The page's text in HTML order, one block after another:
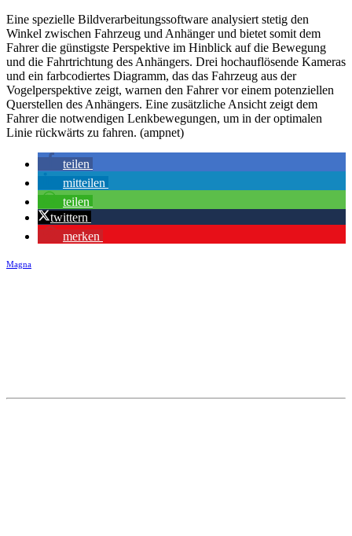
Eine spezielle Bildverarbeitungssoftware analysiert stetig den
Winkel zwischen Fahrzeug und Anhänger und bietet somit dem
Fahrer die günstigste Perspektive im Hinblick auf die Bewegung
und die Fahrtrichtung des Anhängers. Drei hochauflösende Kameras
und ein farbcodiertes Diagramm, das das Fahrzeug aus der
Vogelperspektive zeigt, warnen den Fahrer vor einem potenziellen
Querstellen des Anhängers. Eine zusätzliche Ansicht zeigt dem
Fahrer die notwendigen Lenkbewegungen, um in der optimalen
Linie rückwärts zu fahren. (ampnet)
teilen
mitteilen
teilen
twittern
merken
Magna